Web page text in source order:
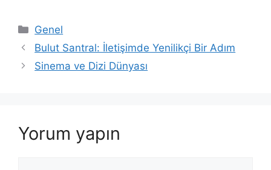
Kategoriler
Genel
Bulut Santral: İletişimde Yenilikçi Bir Adım
Sinema ve Dizi Dünyası
Yorum yapın